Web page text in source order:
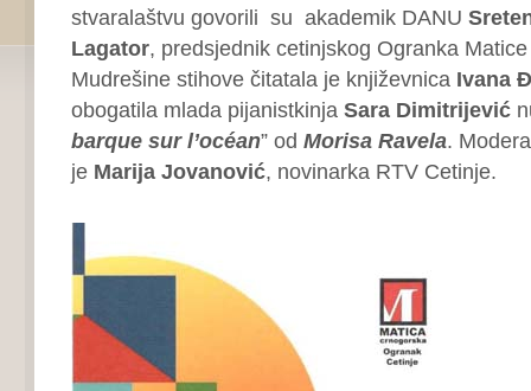
stvaralaštvu govorili su akademik DANU
Lagator, predsjednik cetinjskog Ogranka
Mudrešine stihove čitatala je književnica Ivana
obogatila mlada pijanistkinja Sara Dimitrijević
barque sur l’océan” od Morisa Ravela.
je Marija Jovanović, novinarka RTV Cetinje.